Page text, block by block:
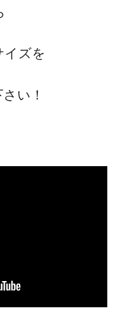
イズを
い！